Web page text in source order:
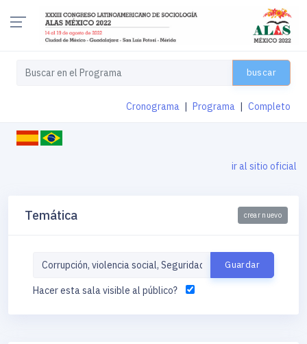
buscar
Cronograma Programa Completo
ir al sitio oficial
Temática crear nuevo
Hacer esta sala visible al público?